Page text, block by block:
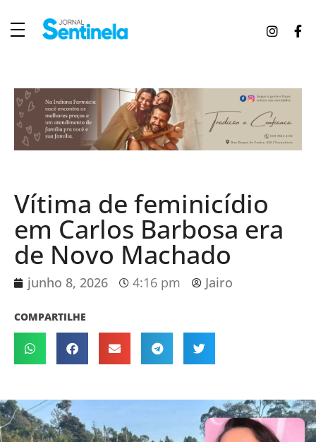
Vítima de feminicídio
em Carlos Barbosa era
de Novo Machado
junho 8, 2026 4:16 pm Jairo
COMPARTILHE